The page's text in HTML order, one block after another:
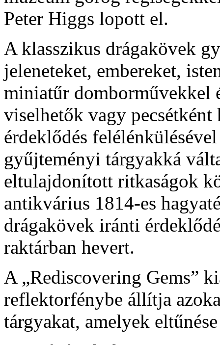
Peter Higgs lopott el.
A klasszikus drágakövek
jeleneteket, embereket,
miniatűr domborművekkel
viselhetők vagy
érdeklődés
gyűjteményi tárgyakká
eltulajdonított ritkaságok
antikvárius 1814-es
drágakövek iránti
raktárban hevert.
A „Rediscovering Gems”
reflektorfénybe állítja
tárgyakat, amelyek